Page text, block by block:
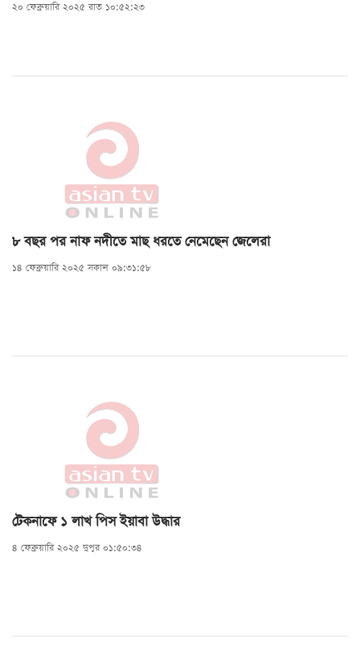
২০ ফেব্রুয়ারি ২০২৫ রাত ১০:৫২:২৩
৮ বছর পর নাফ নদীতে মাছ ধরতে নেমেছেন জেলেরা
১৪ ফেব্রুয়ারি ২০২৫ সকাল ০৯:৩১:৫৮
টেকনাফে ১ লাখ পিস ইয়াবা উদ্ধার
৪ ফেব্রুয়ারি ২০২৫ দুপুর ০১:৫০:৩৪